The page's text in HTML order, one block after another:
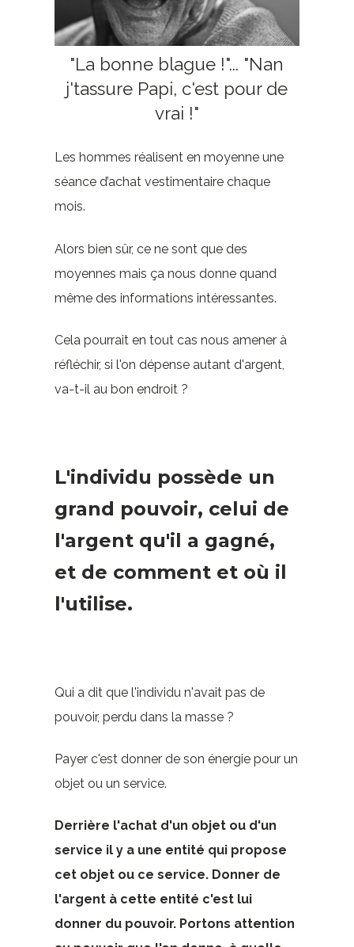
"La bonne blague !"... "Nan
j'tassure Papi, c'est pour de
vrai !"
Les hommes réalisent en moyenne une
séance d’achat vestimentaire chaque
mois.
Alors bien sûr, ce ne sont que des
moyennes mais ça nous donne quand
même des informations intéressantes.
Cela pourrait en tout cas nous amener à
réfléchir, si l'on dépense autant d'argent,
va-t-il au bon endroit ?
L'individu possède un
grand pouvoir, celui de
l'argent qu'il a gagné,
et de comment et où il
l'utilise.
Qui a dit que l'individu n'avait pas de
pouvoir, perdu dans la masse ?
Payer c'est donner de son énergie pour un
objet ou un service.
Derrière l'achat d'un objet ou d'un
service il y a une entité qui propose
cet objet ou ce service. Donner de
l'argent à cette entité c'est lui
donner du pouvoir. Portons attention